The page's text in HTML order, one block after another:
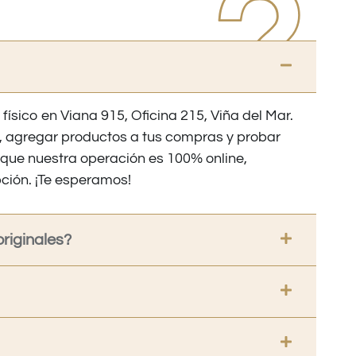
en Viana 915, Oficina 215, Viña del Mar.
agregar productos a tus compras y probar
nuestra operación es 100% online,
¡Te esperamos!